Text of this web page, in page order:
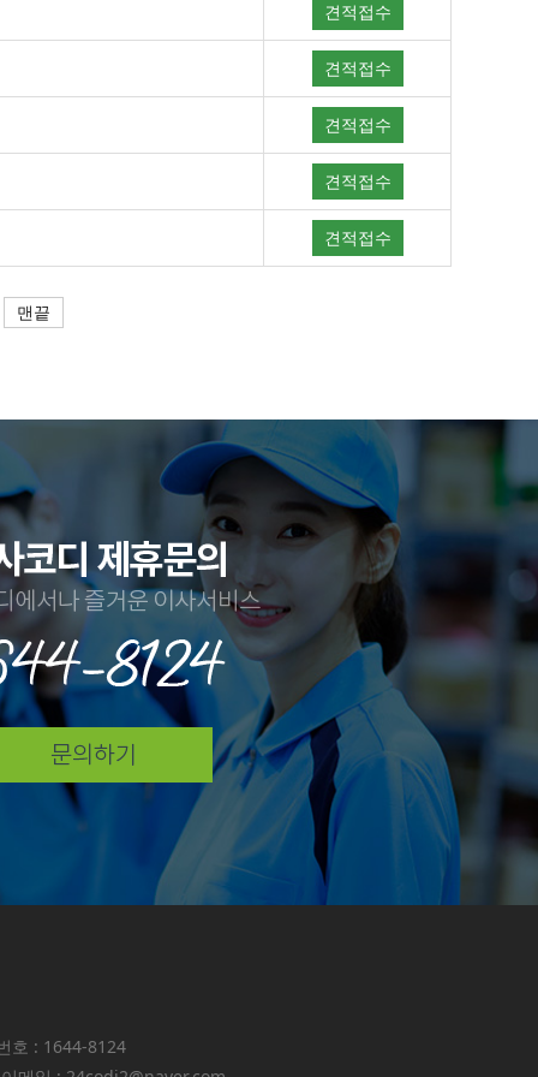
견적접수
견적접수
견적접수
견적접수
견적접수
맨끝
호 : 1644-8124